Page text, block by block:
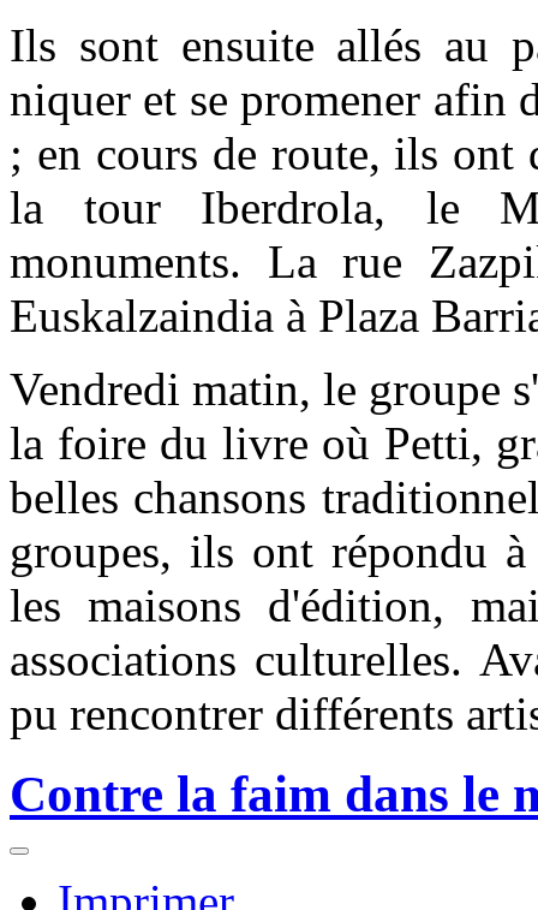
Ils sont ensuite allés au
niquer et se promener afin
; en cours de route, ils ont
la tour Iberdrola, le
monuments. La rue
Euskalzaindia à Plaza
Vendredi matin, le groupe
la foire du livre où Petti,
belles chansons
groupes, ils ont répondu
les maisons d'édition,
associations culturelles.
pu rencontrer différents
Contre la faim dans le